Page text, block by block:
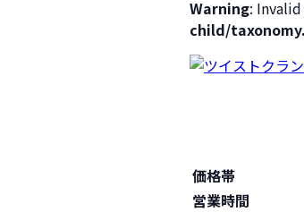
Warning:
child/
価格帯
営業時間